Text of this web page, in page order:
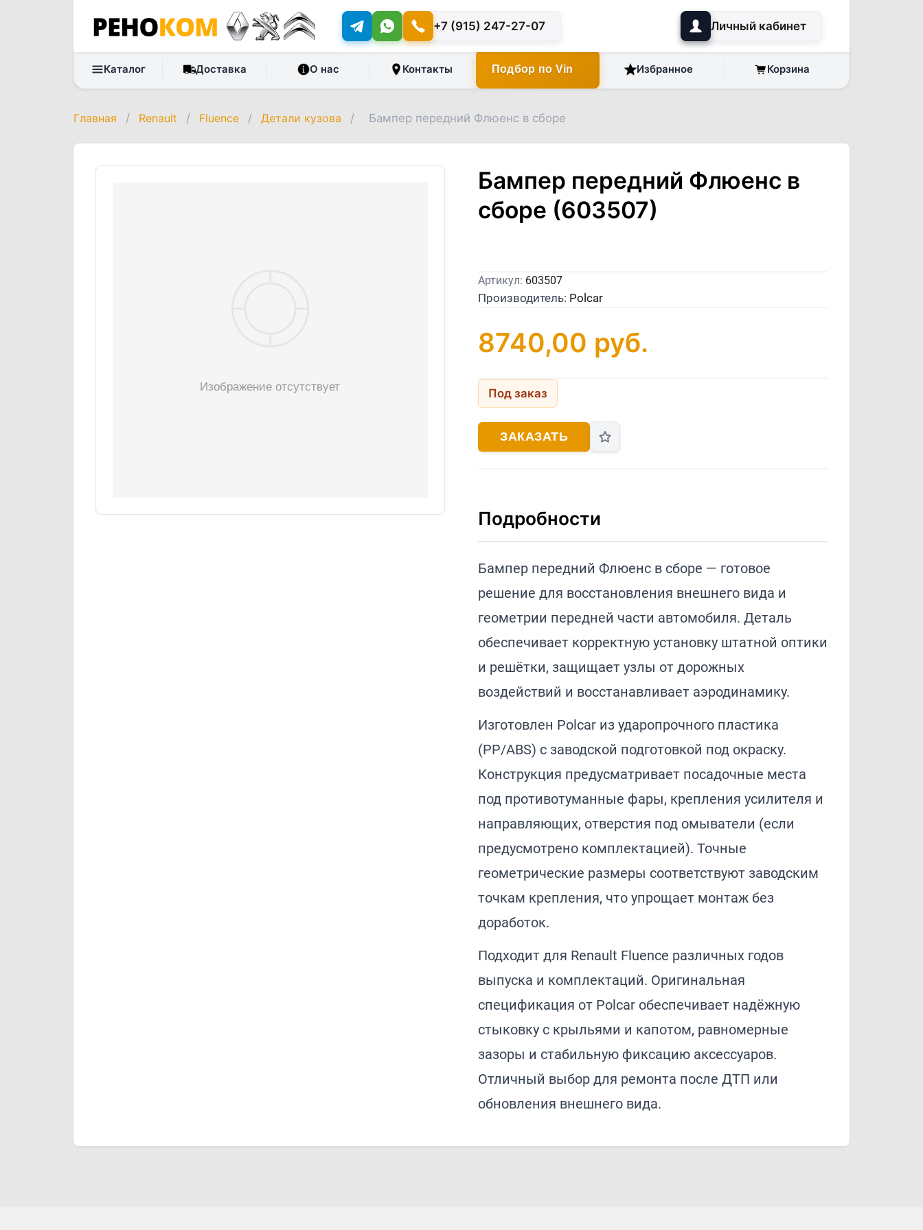
+7 (915) 247-27-07 Личный кабинет
Каталог Доставка О нас Контакты Подбор по Vin Избранное Корзина
Главная / Renault / Fluence / Детали кузова / Бампер передний Флюенс в сборе
Бампер передний Флюенс в
сборе (603507)
Артикул: 603507
Производитель: Polcar
8740,00 руб.
Под заказ
ЗАКАЗАТЬ
Подробности
Бампер передний Флюенс в сборе — готовое
решение для восстановления внешнего вида и
геометрии передней части автомобиля. Деталь
обеспечивает корректную установку штатной оптики
и решётки, защищает узлы от дорожных
воздействий и восстанавливает аэродинамику.
Изготовлен Polcar из ударопрочного пластика
(PP/ABS) с заводской подготовкой под окраску.
Конструкция предусматривает посадочные места
под противотуманные фары, крепления усилителя и
направляющих, отверстия под омыватели (если
предусмотрено комплектацией). Точные
геометрические размеры соответствуют заводским
точкам крепления, что упрощает монтаж без
доработок.
Подходит для Renault Fluence различных годов
выпуска и комплектаций. Оригинальная
спецификация от Polcar обеспечивает надёжную
стыковку с крыльями и капотом, равномерные
зазоры и стабильную фиксацию аксессуаров.
Отличный выбор для ремонта после ДТП или
обновления внешнего вида.